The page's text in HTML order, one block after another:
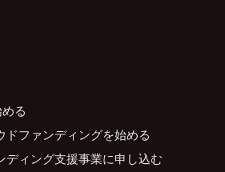
る
ファンディングを始める
ディング支援事業に申し込む